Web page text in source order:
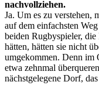
nachvollziehen.
Ja. Um es zu verstehen,
auf dem einfachsten
beiden Rugbyspieler,
hätten, hätten sie nicht
umgekommen. Denn im
etwa zehnmal
nächstgelegene Dorf,